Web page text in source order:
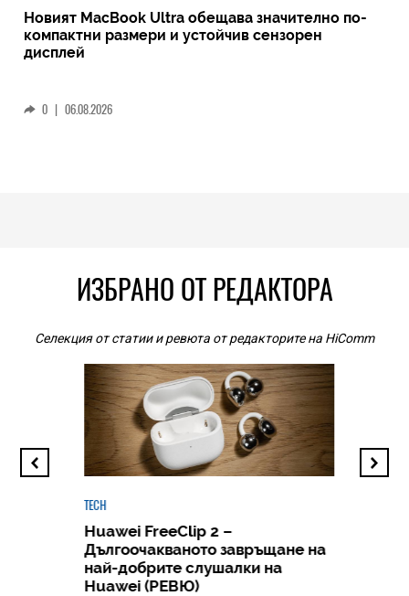
Новият MacBook Ultra обещава значително по-
компактни размери и устойчив сензорен
дисплей
0 | 06.08.2026
ИЗБРАНО ОТ РЕДАКТОРА
Селекция от статии и ревюта от редакторите на HiComm
TECH
Huawei FreeClip 2 –
Дългоочакваното завръщане на
най-добрите слушалки на
Huawei (РЕВЮ)